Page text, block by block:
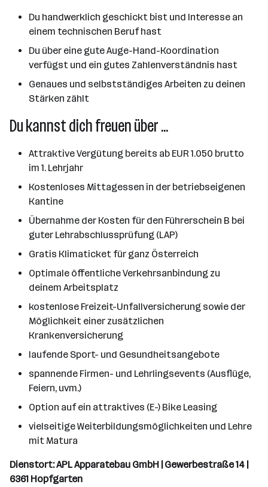
Du handwerklich geschickt bist und Interesse an
einem technischen Beruf hast
Du über eine gute Auge-Hand-Koordination
verfügst und ein gutes Zahlenverständnis hast
Genaues und selbstständiges Arbeiten zu deinen
Stärken zählt
Du kannst dich freuen über ...
Attraktive Vergütung bereits ab EUR 1.050 brutto
im 1. Lehrjahr
Kostenloses Mittagessen in der betriebseigenen
Kantine
Übernahme der Kosten für den Führerschein B bei
guter Lehrabschlussprüfung (LAP)
Gratis Klimaticket für ganz Österreich
Optimale öffentliche Verkehrsanbindung zu
deinem Arbeitsplatz
kostenlose Freizeit-Unfallversicherung sowie der
Möglichkeit einer zusätzlichen
Krankenversicherung
laufende Sport- und Gesundheitsangebote
spannende Firmen- und Lehrlingsevents (Ausflüge,
Feiern, uvm.)
Option auf ein attraktives (E-) Bike Leasing
vielseitige Weiterbildungsmöglichkeiten und Lehre
mit Matura
Dienstort: APL Apparatebau GmbH | Gewerbestraße 14 |
6361 Hopfgarten